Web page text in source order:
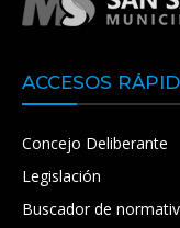
ACCESOS
Concejo Deliberante
Legislación
Buscador de